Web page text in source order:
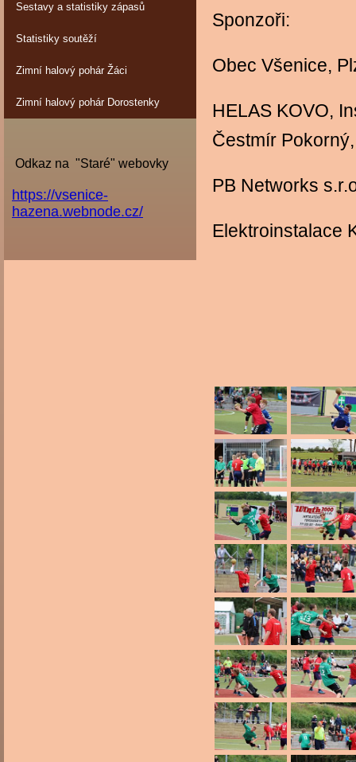
Sestavy a statistiky zápasů
Statistiky soutěží
Zimní halový pohár Žáci
Zimní halový pohár Dorostenky
Odkaz na "Staré" webovky
https://vsenice-
hazena.webnode.cz/
Sponzoři:
Obec Všenice,
HELAS KOVO,
Čestmír
PB Networks
Elektroinstalace